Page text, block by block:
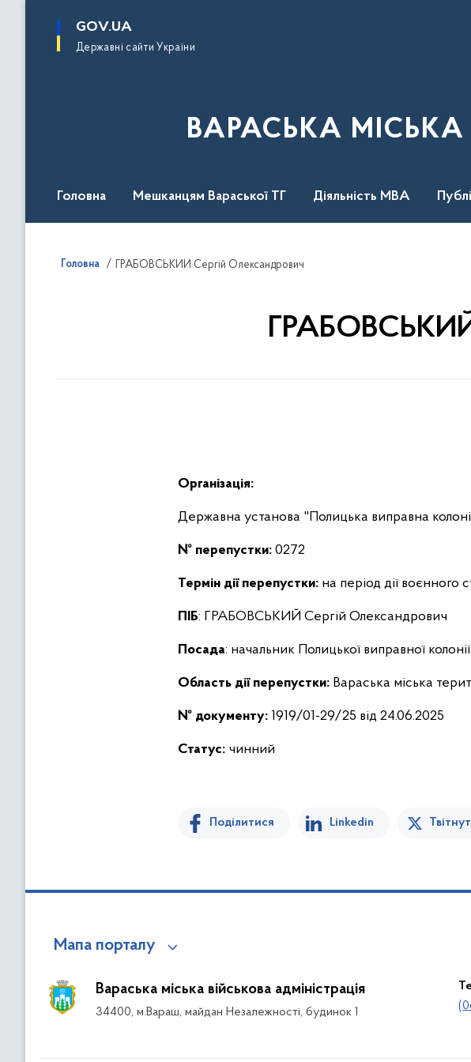
основного
GOV.UA
Державні сайти України
ВАРАСЬКА МІСЬКА
Головна Мешканцям Вараської ТГ Діяльність МВА
Головна ГРАБОВСЬКИЙ Сергій Олександрович
ГРАБОВСЬКИЙ
Організація:
Державна установа "Полицька виправна
№ перепустки: 0272
Термін дії перепустки: на період дії воєнного
ПІБ: ГРАБОВСЬКИЙ Сергій Олександрович
Посада: начальник Полицької виправної
Область дії перепустки: Вараська міська
№ документу: 1919/01-29/25 від 24.06.2025
Статус: чинний
Поділитися Linkedin
Мапа порталу
Вараська міська військова адміністрація
34400, м.Вараш, майдан Незалежності, будинок 1